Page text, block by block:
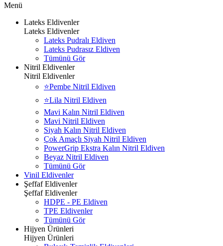
Menü
Lateks Eldivenler
Lateks Eldivenler
Lateks Pudralı Eldiven
Lateks Pudrasız Eldiven
Tümünü Gör
Nitril Eldivenler
Nitril Eldivenler
⭐Pembe Nitril Eldiven
⭐Lila Nitril Eldiven
Mavi Kalın Nitril Eldiven
Mavi Nitril Eldiven
Siyah Kalın Nitril Eldiven
Çok Amaçlı Siyah Nitril Eldiven
PowerGrip Ekstra Kalın Nitril Eldiven
Beyaz Nitril Eldiven
Tümünü Gör
Vinil Eldivenler
Şeffaf Eldivenler
Şeffaf Eldivenler
HDPE - PE Eldiven
TPE Eldivenler
Tümünü Gör
Hijyen Ürünleri
Hijyen Ürünleri